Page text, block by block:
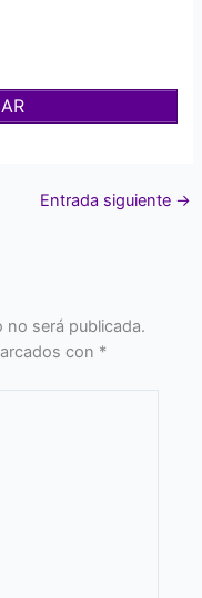
Entrada siguiente →
no será publicada.
con *